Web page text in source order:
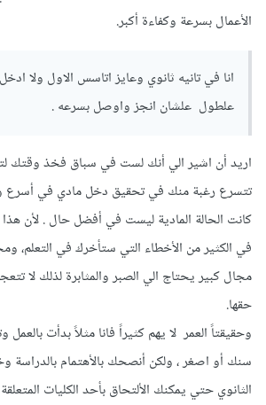
الأعمال بسرعة وكفاءة أكبر.
انا في تانيه ثانوي وعايز اتاسس الاول ولا
علطول علشان انجز واوصل بسرعه .
اريد أن اشير الي أنك لست في سباق فخذ وقتك
تتسرع رغبة منك في تحقيق دخل مادي في
كانت الحالة المادية ليست في أفضل حال . لأن
في الكثير من الأخطاء التي ستأخرك في التعلم،
مجال كبير يحتاج الي الصبر والمثابرة لذلك لا
حقها.
وحقيقتاً العمر لا يهم كثيراً فانا مثلاً بدأت
سنك أو اصغر ، ولكن أنصحك بالأهتمام بالدراسة
الثانوي حتي يمكنك الألتحاق بأحد الكليات